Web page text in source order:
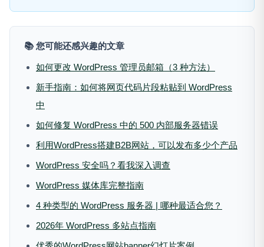
📚 您可能还感兴趣的文章
如何更改 WordPress 管理员邮箱（3 种方法）
新手指南：如何将网页代码片段粘贴到 WordPress
中
如何修复 WordPress 中的 500 内部服务器错误
利用WordPress搭建B2B网站，可以发布多少个产品
WordPress 安全吗？看我深入调查
WordPress 媒体库完整指南
4 种类型的 WordPress 服务器 | 哪种最适合您？
2026年 WordPress 多站点指南